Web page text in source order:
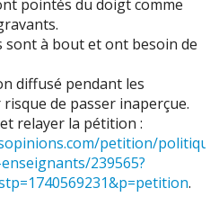
pointés du doigt comme
sont à bout et ont besoin de
diffusé pendant les
risque de passer inaperçue.
relayer la pétition :
petition/
239565?
.